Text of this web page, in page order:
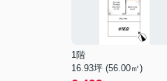
1階
16.93坪 (56.00㎡)